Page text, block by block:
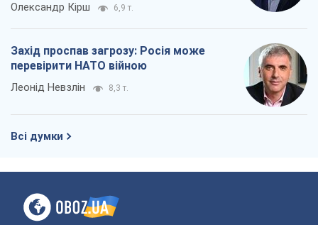
Олександр Кірш 6,9 т.
Захід проспав загрозу: Росія може
перевірити НАТО війною
Леонід Невзлін 8,3 т.
Всі думки